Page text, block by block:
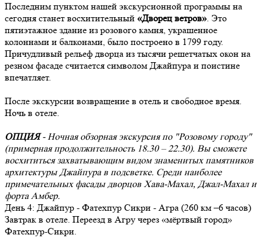
Последним пунктом нашей экскурсионной программы на
сегодня станет восхитительный «Дворец ветров». Это
пятиэтажное здание из розового камня, украшенное
колоннами и балконами, было построено в 1799 году.
Причудливый рельеф дворца из тысячи решетчатых окон на
резном фасаде считается символом Джайпура и поистине
впечатляет.
После экскурсии возвращение в отель и свободное время.
Ночь в отеле.
ОПЦИЯ- Ночная обзорная экскурсия по "Розовому городу"
(примерная продолжительность 18.30 – 22.30). Вы сможете
восхититься захватывающим видом знаменитых памятников
архитектуры Джайпура в подсветке. Среди наиболее
примечательных фасады дворцов Хава-Махал, Джал-Махал и
форта Амбер.
День 4: Джайпур - Фатехпур Сикри - Агра (260 км –6 часов)
Завтрак в отеле. Переезд в Агру через «мёртвый город»
Фатехпур-Сикри.